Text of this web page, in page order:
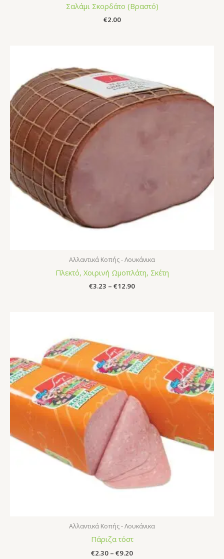
Σαλάμι Σκορδάτο (Βραστό)
€2.00
Αλλαντικά Κοπής - Λουκάνικα
Πλεκτό, Χοιρινή Ωμοπλάτη, Σκέτη
€3.23 – €12.90
Αλλαντικά Κοπής - Λουκάνικα
Πάριζα τόστ
€2.30 – €9.20